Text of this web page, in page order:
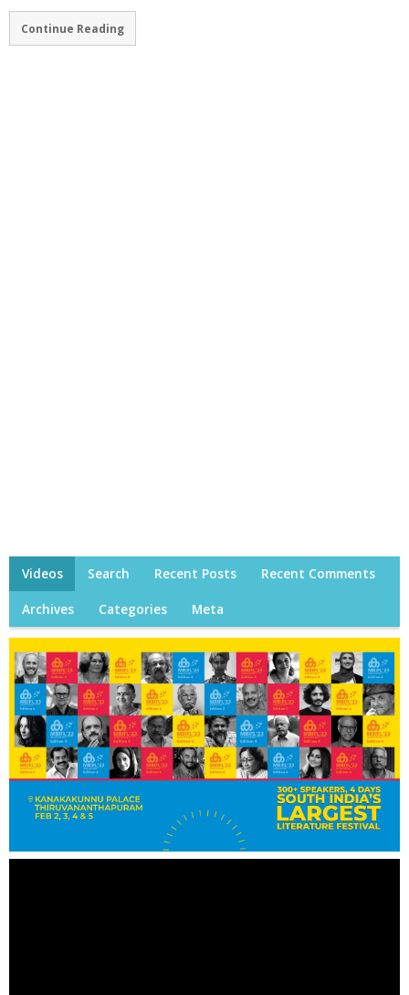
Continue Reading
Videos Search Recent Posts Recent Comments
Archives Categories Meta